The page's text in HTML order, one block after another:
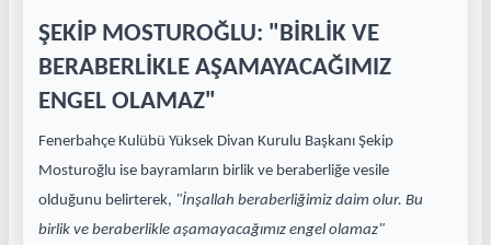
ŞEKİP MOSTUROĞLU: "BİRLİK VE
BERABERLİKLE AŞAMAYACAĞIMIZ
ENGEL OLAMAZ"
Fenerbahçe Kulübü Yüksek Divan Kurulu Başkanı Şekip
Mosturoğlu ise bayramların birlik ve beraberliğe vesile
olduğunu belirterek, "İnşallah beraberliğimiz daim olur. Bu
birlik ve beraberlikle aşamayacağımız engel olamaz"